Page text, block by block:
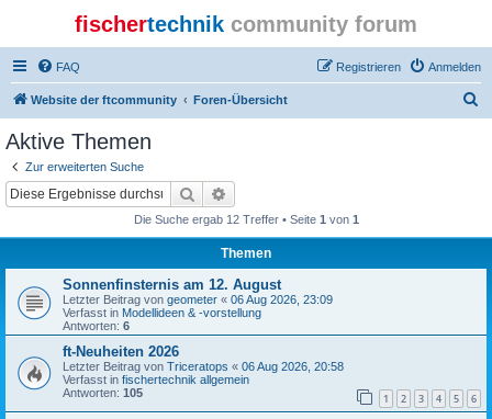
fischertechnik community forum
FAQ Anmelden
Registrieren
Website der ftcommunity Foren-Übersicht
Aktive Themen
Zur erweiterten Suche
Suche
Die Suche ergab 12 Treffer • Seite 1 von 1
Themen
Sonnenfinsternis am 12. August
Letzter Beitrag von geometer « 06 Aug 2026, 23:09
Verfasst in Modellideen & -vorstellung
Antworten: 6
ft-Neuheiten 2026
Letzter Beitrag von Triceratops « 06 Aug 2026, 20:58
Verfasst in fischertechnik allgemein
Antworten: 105 1 2 3 4 5 6